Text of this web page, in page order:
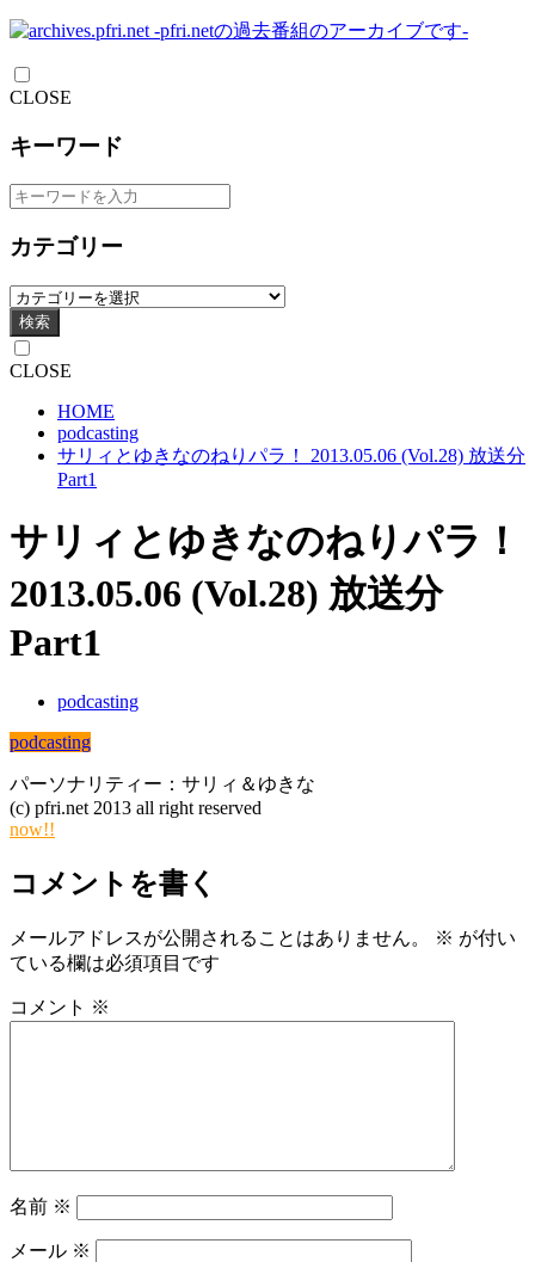
CLOSE
キーワード
カテゴリー
検索
CLOSE
HOME
podcasting
サリィとゆきなのねりパラ！ 2013.05.06 (Vol.28) 放送分
Part1
サリィとゆきなのねりパラ！
2013.05.06 (Vol.28) 放送分
Part1
podcasting
podcasting
パーソナリティー：サリィ＆ゆきな
(c) pfri.net 2013 all right reserved
now!!
コメントを書く
メールアドレスが公開されることはありません。 ※ が付い
ている欄は必須項目です
コメント ※
名前 ※
メール ※